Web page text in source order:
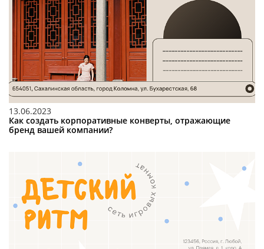
13.06.2023
Как создать корпоративные конверты, отражающие
бренд вашей компании?